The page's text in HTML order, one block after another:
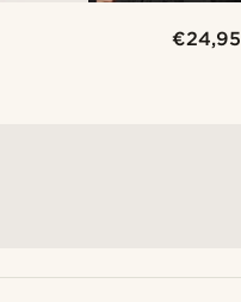
€24,95